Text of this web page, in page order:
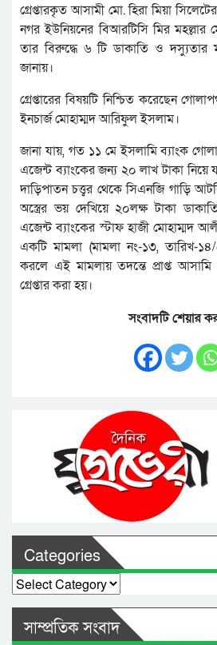
গ্রেপ্তারকৃত আসামী মো. হিরা মিয়া
নগর ইউনিয়নের বিআরটিসি মির মহল্লার
তার বিরুদ্ধে ৬ টি ডাকাতি ও দস্যুতার
জানায়।
গ্রেপ্তারের বিষয়টি নিশ্চিত করেছেন
ইনচার্জ মোহাম্মদ আরিফুল ইসলাম।
জানা যায়, গত ১১ মে ইসলামি ব্যাংক
এজেন্ট ব্যাংকের জন্য ২০ লাখ টাকা
দাড়িপাতন চত্ত্বর থেকে সিএনজি গাড়ি
অস্ত্রের ভয় দেখিয়ে ২০লক্ষ টাকা
এজেন্ট ব্যাংকের স্টাফ হাজী মোহাম্মদ
একটি মামলা (মামলা নং-১৩, তারিখ-১৪/
করলে এই মামলায় তদন্তে প্রাপ্ত আসামি
গ্রেপ্তার করা হয়।
সংবাদটি শেয়ার
Categories
Categories
সাম্প্রতিক সংবাদ